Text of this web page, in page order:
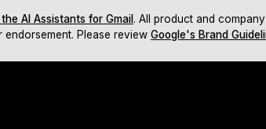
AI Assistants for Gmail . All product and
Please review Google's Brand